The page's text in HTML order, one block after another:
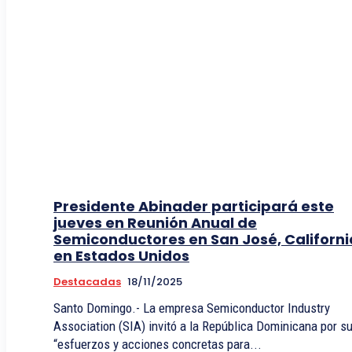
Presidente Abinader participará este
jueves en Reunión Anual de
Semiconductores en San José,
en Estados Unidos
Destacadas 18/11/2025
Santo Domingo.- La empresa Semiconductor Industry
Association (SIA) invitó a la República Dominicana por
“esfuerzos y acciones concretas para...